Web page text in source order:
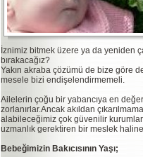
İznimiz bitmek üzere ya da yeniden
bırakacağız?
Yakın akraba çözümü de bize göre
mesele bizi endişelendirmemeli.
Ailelerin çoğu bir yabancıya en
zorlanırlar.Ancak akıldan
alabileceğimiz çok güvenilir
uzmanlık gerektiren bir meslek
Bebeğimizin Bakıcısının Yaşı;